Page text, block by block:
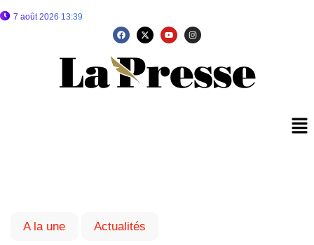
7 août 2026 13:39
A la une Actualités